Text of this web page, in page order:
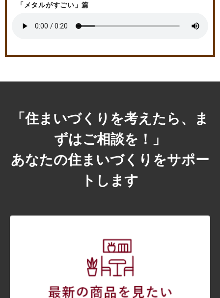
「メタルがすごい」篇
「住まいづくりを考えたら、ま
ずはご相談を！」
あなたの住まいづくりをサポー
トします